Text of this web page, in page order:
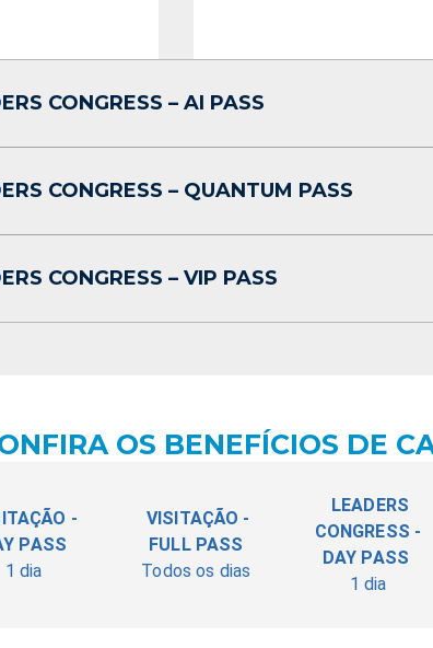
CONGRESS – AI PASS
CONGRESS – QUANTUM PASS
CONGRESS – VIP PASS
OS BENEFÍCIOS DE
-
PASS
1 dia
VISITAÇÃO -
FULL PASS
Todos os dias
LEADERS
CONGRESS -
DAY PASS
1 dia